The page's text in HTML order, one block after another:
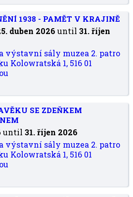
1938 - PAMĚT V KRAJINĚ
duben 2026 until31. říjen
výstavní sály muzea 2. patro
Kolowratská 1, 516 01
SE ZDEŇKEM
until31. říjen 2026
výstavní sály muzea 2. patro
Kolowratská 1, 516 01